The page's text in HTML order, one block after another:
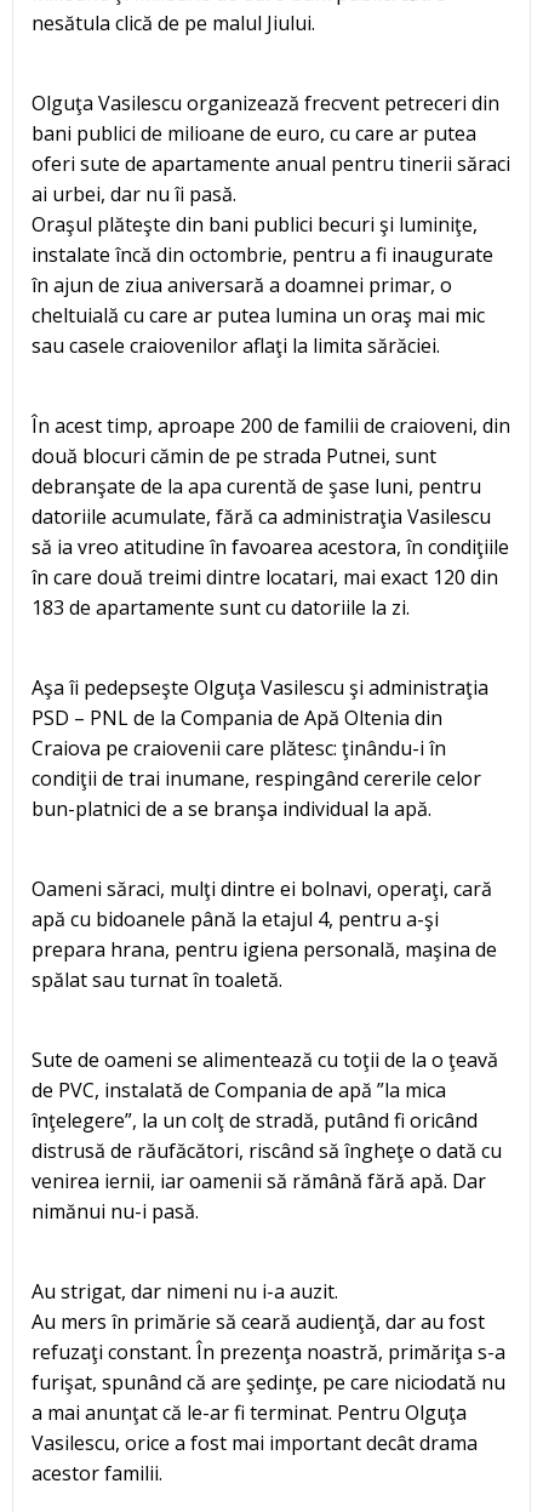
nesătula clică de pe malul Jiului.
Olguţa Vasilescu organizează frecvent petreceri din
bani publici de milioane de euro, cu care ar putea
oferi sute de apartamente anual pentru tinerii săraci
ai urbei, dar nu îi pasă.
Oraşul plăteşte din bani publici becuri şi luminiţe,
instalate încă din octombrie, pentru a fi inaugurate
în ajun de ziua aniversară a doamnei primar, o
cheltuială cu care ar putea lumina un oraş mai mic
sau casele craiovenilor aflaţi la limita sărăciei.
În acest timp, aproape 200 de familii de craioveni, din
două blocuri cămin de pe strada Putnei, sunt
debranşate de la apa curentă de şase luni, pentru
datoriile acumulate, fără ca administraţia Vasilescu
să ia vreo atitudine în favoarea acestora, în condiţiile
în care două treimi dintre locatari, mai exact 120 din
183 de apartamente sunt cu datoriile la zi.
Aşa îi pedepseşte Olguţa Vasilescu şi administraţia
PSD – PNL de la Compania de Apă Oltenia din
Craiova pe craiovenii care plătesc: ţinându-i în
condiţii de trai inumane, respingând cererile celor
bun-platnici de a se branşa individual la apă.
Oameni săraci, mulţi dintre ei bolnavi, operaţi, cară
apă cu bidoanele până la etajul 4, pentru a-şi
prepara hrana, pentru igiena personală, maşina de
spălat sau turnat în toaletă.
Sute de oameni se alimentează cu toţii de la o ţeavă
de PVC, instalată de Compania de apă ”la mica
înţelegere”, la un colţ de stradă, putând fi oricând
distrusă de răufăcători, riscând să îngheţe o dată cu
venirea iernii, iar oamenii să rămână fără apă. Dar
nimănui nu-i pasă.
Au strigat, dar nimeni nu i-a auzit.
Au mers în primărie să ceară audienţă, dar au fost
refuzaţi constant. În prezenţa noastră, primăriţa s-a
furişat, spunând că are şedinţe, pe care niciodată nu
a mai anunţat că le-ar fi terminat. Pentru Olguţa
Vasilescu, orice a fost mai important decât drama
acestor familii.